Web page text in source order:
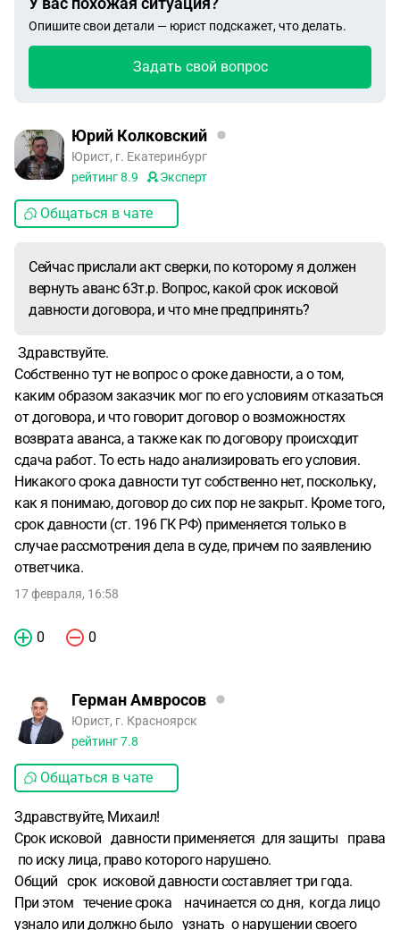
Опишите свои детали — юрист подскажет, что делать.
Задать свой вопрос
Юрий Колковский
Юрист, г. Екатеринбург
рейтинг8.9 Эксперт
Общаться в чате
Сейчас прислали акт сверки, по которому я должен
вернуть аванс 63т.р. Вопрос, какой срок исковой
давности договора, и что мне предпринять?
Здравствуйте.
Собственно тут не вопрос о сроке давности, а о том,
каким образом заказчик мог по его условиям отказаться
от договора, и что говорит договор о возможностях
возврата аванса, а также как по договору происходит
сдача работ. То есть надо анализировать его условия.
Никакого срока давности тут собственно нет, поскольку,
как я понимаю, договор до сих пор не закрыт. Кроме того,
срок давности (ст. 196 ГК РФ) применяется только в
случае рассмотрения дела в суде, причем по заявлению
ответчика.
17 февраля, 16:58
0 0
Герман Амвросов
Юрист, г. Красноярск
рейтинг7.8
Общаться в чате
Здравствуйте, Михаил!
Срок исковой давности применяется для защиты права
по иску лица, право которого нарушено.
Общий срок исковой давности составляет три года.
При этом течение срока начинается со дня, когда лицо
узнало или должно было узнать о нарушении своего